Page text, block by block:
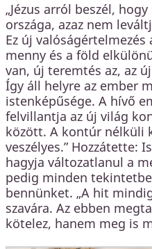
„Jézus arról beszél,
országa, azaz nem
Ez új
menny és a föld
van, új teremtés az, az
Így áll helyre az ember
istenképűsége. A hívő
felvillantja az új világ
között. A kontúr nélküli
veszélyes.” Hozzátette:
hagyja változatlanul a
pedig minden
bennünket. „A hit
szavára. Az ebben
kötelez, hanem meg is